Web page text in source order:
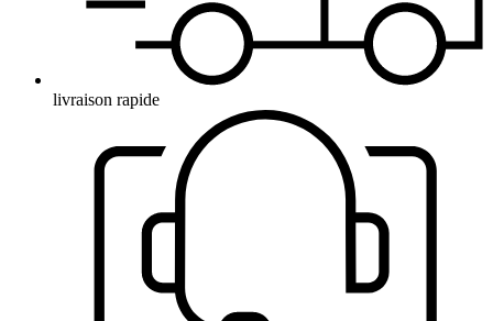
livraison rapide